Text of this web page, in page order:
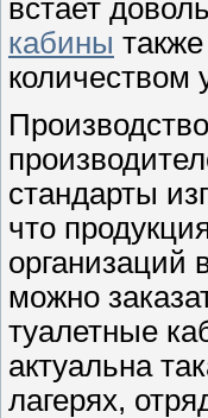
встает
кабины
количеством
стандарты
что
организаций
можно
туалетные
актуальна
лагерях,